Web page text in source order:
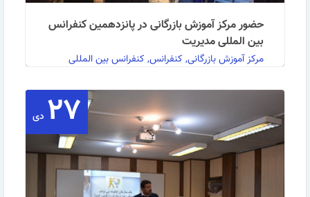
حضور مرکز آموزش بازرگانی در پانزدهمین کنفرانس
بین المللی مدیریت
مرکز آموزش بازرگانی, کنفرانس, کنفرانس بین المللی
به گزارش روابط عمومی مرکز آموزش بازرگانی:در نمایشگاه
جانبی پانزدهمین کنفرانس بین المللی مدیریت که …
ادامه مطلب
۲۷ دی